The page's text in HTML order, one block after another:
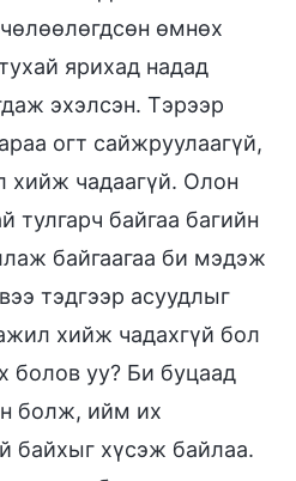
өмнөх
ярихад надад
эхэлсэн. Тэрээр
огт сайжруулаагүй,
хийж чадаагүй. Олон
тулгарч байгаа багийн
байгаагаа би мэдэж
тэдгээр асуудлыг
хийж чадахгүй бол
болов уу? Би буцаад
болж, ийм их
байхыг хүсэж байлаа.